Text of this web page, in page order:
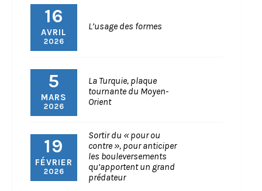
16
AVRIL
2026
L’usage des formes
5
MARS
2026
La Turquie, plaque
tournante du Moyen-
Orient
19
FÉVRIER
2026
Sortir du « pour ou
contre », pour anticiper
les bouleversements
qu’apportent un grand
prédateur